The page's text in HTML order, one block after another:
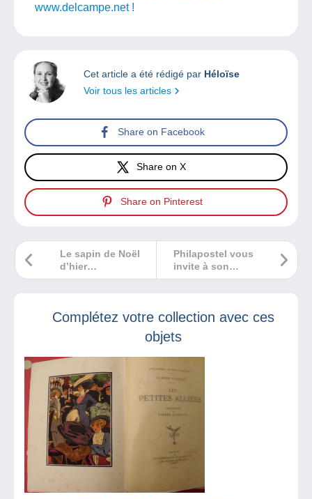
www.delcampe.net !
Cet article a été rédigé par Héloïse
Voir tous les articles
Share on Facebook
Share on X
Share on Pinterest
Philapostel vous
invite à son
exposition
Le sapin de Noël
d’hier…
Complétez votre collection avec ces
objets